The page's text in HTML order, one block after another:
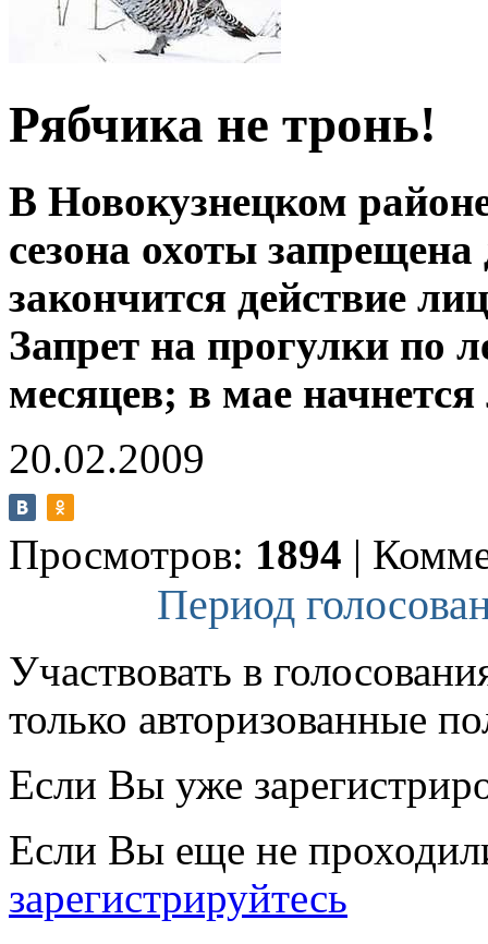
Рябчика не тронь!
В Новокузнецком
сезона охоты
закончится действие
Запрет на прогулки по
месяцев; в мае
20.02.2009
Просмотров: 1894 |
Период
Участвовать в
только авторизованные
Если Вы уже
Если Вы еще не
зарегистрируйтесь